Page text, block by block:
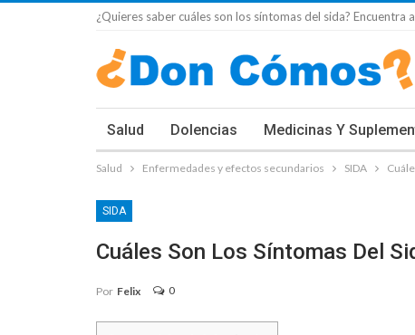
¿Quieres saber cuáles son los síntomas del sida? Encuentra
Salud Dolencias Medicinas Y
Salud Enfermedades y efectos secundarios SIDA
SIDA
Cuáles Son Los Síntomas Del
Por Felix 0